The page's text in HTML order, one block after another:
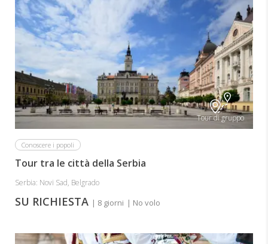
Tour di gruppo
Conoscere i popoli
Tour tra le città della Serbia
Serbia: Novi Sad, Belgrado
SU RICHIESTA | 8 giorni | No volo